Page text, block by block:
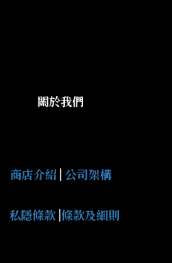
關於我們
商店介紹| 公司架構
私隱條款 條款及細則